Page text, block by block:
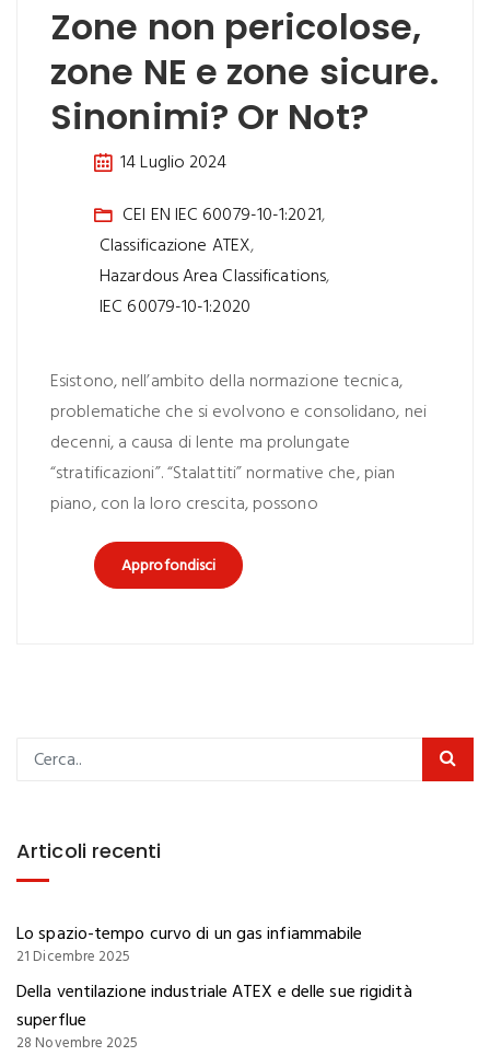
Zone non pericolose,
zone NE e zone sicure.
Sinonimi? Or Not?
14 Luglio 2024
CEI EN IEC 60079-10-1:2021,
Classificazione ATEX,
Hazardous Area Classifications,
IEC 60079-10-1:2020
Esistono, nell’ambito della normazione tecnica,
problematiche che si evolvono e consolidano, nei
decenni, a causa di lente ma prolungate
“stratificazioni”. “Stalattiti” normative che, pian
piano, con la loro crescita, possono
Approfondisci
Articoli recenti
Lo spazio-tempo curvo di un gas infiammabile
21 Dicembre 2025
Della ventilazione industriale ATEX e delle sue rigidità
superflue
28 Novembre 2025